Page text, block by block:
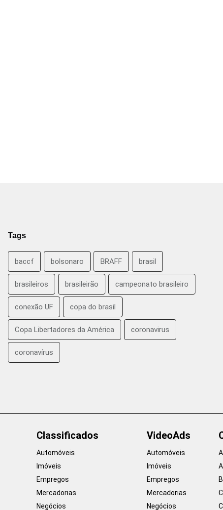
Tags
baccf bolsonaro BRAFF brasil
brasileiros brasileirão campeonato brasileiro
conexão UF copa do brasil
Copa Libertadores da América coronavirus
coronavírus
Classificados
Automóveis
Imóveis
Empregos
Mercadorias
Negócios
VideoAds
Automóveis
Imóveis
Empregos
Mercadorias
Negócios